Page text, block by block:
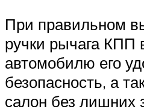
При правильном
ручки рычага КПП
автомобилю его
безопасность, а
салон без лишних